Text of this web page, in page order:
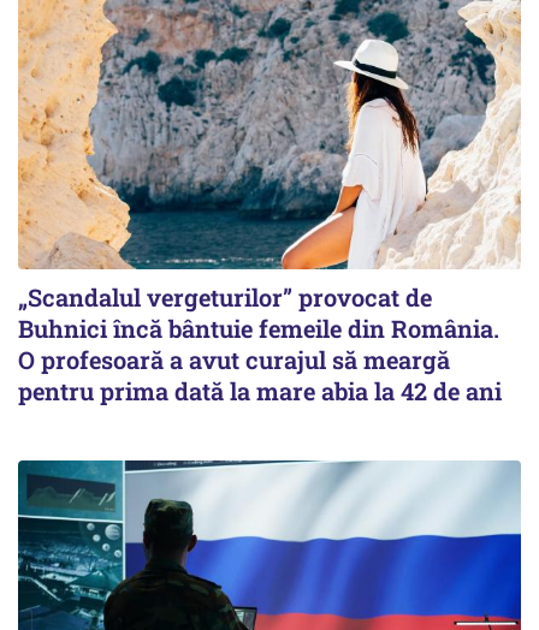
„Scandalul vergeturilor” provocat de
Buhnici încă bântuie femeile din România.
O profesoară a avut curajul să meargă
pentru prima dată la mare abia la 42 de ani